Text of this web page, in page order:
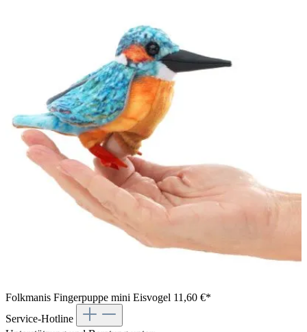
Folkmanis Fingerpuppe mini Eisvogel 11,60 €*
Service-Hotline